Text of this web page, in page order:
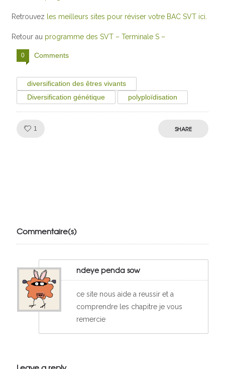
Retrouvez les meilleurs sites pour réviser votre BAC SVT ici.
Retour au programme des SVT – Terminale S –
0 Comments
diversification des êtres vivants
Diversification génétique
polyploïdisation
1 SHARE
Commentaire(s)
ndeye penda sow
ce site nous aide a reussir et a
comprendre les chapitre je vous
remercie